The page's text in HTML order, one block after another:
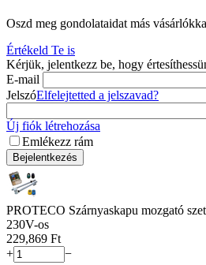
Oszd meg gondolataidat más
Értékeld Te is
Kérjük, jelentkezz be, hogy
E-mail
JelszóElfelejtetted a jelszavad?
Új fiók létrehozása
Emlékezz rám
Bejelentkezés
PROTECO Szárnyaskapu mozgató
230V-os
229,869 Ft
+
−